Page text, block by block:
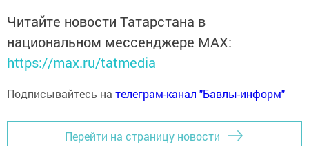
Читайте новости Татарстана в
национальном мессенджере MАХ:
https://max.ru/tatmedia
Подписывайтесь на телеграм-канал "Бавлы-информ"
Перейти на страницу новости